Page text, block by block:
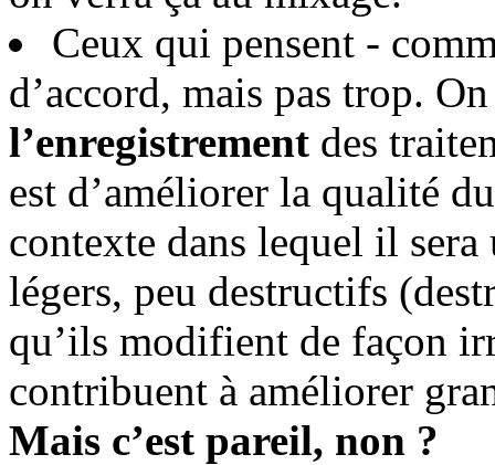
Ceux qui pensent -
d’accord, mais pas trop.
l’enregistrement des
est d’améliorer la qualité
contexte dans lequel il
légers, peu destructifs
qu’ils modifient de façon
contribuent à améliorer
Mais c’est pareil, non ?